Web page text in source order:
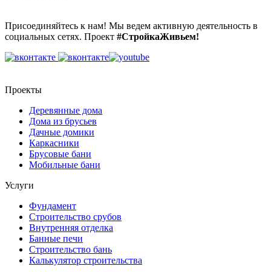
Присоединяйтесь к нам! Мы ведем активную деятельность в
социальных сетях. Проект #СтройкаЖивьем!
Проекты
Деревянные дома
Дома из брусьев
Дачные домики
Каркасники
Брусовые бани
Мобильные бани
Услуги
Фундамент
Строительство срубов
Внутренняя отделка
Банные печи
Строительство бань
Калькулятор строительства